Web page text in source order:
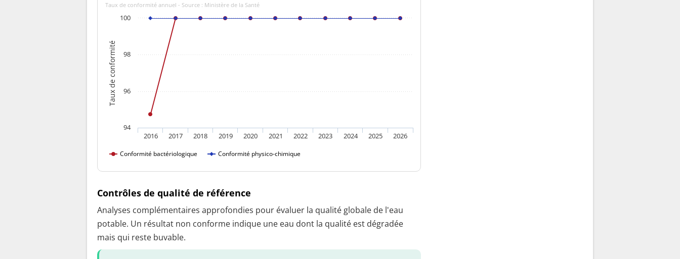
Taux de conformité
Taux de conformité annuel - Source : Ministère de la Santé
Conformité bactériologique Conformité physico-chimique
2016 2017 2018 2019 2020 2021 2022 2023 2024 2025 2026
94
96
98
100
Contrôles de qualité de référence
Analyses complémentaires approfondies pour évaluer la qualité globale de l'eau
potable. Un résultat non conforme indique une eau dont la qualité est dégradée
mais qui reste buvable.